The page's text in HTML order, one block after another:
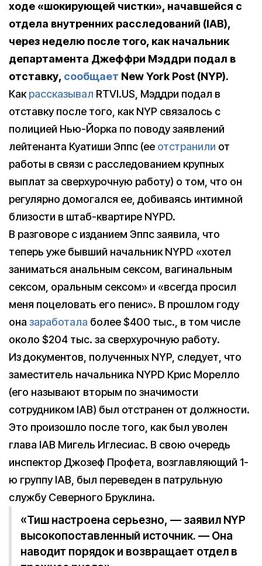
ходе «шокирующей чистки», начавшейся с
отдела внутренних расследований (IAB),
через неделю после того, как начальник
департамента Джеффри Мэддри подал в
отставку, сообщает New York Post (NYP).
Какрассказывал RTVI.US, Мэддри подал в
отставку после того, как NYP связалось с
полицией Нью-Йорка по поводу заявлений
лейтенанта Куатиши Эппс (ее отстранили от
работы в связи с расследованием крупных
выплат за сверхурочную работу) о том, что он
регулярно домогался ее, добиваясь интимной
близости в штаб-квартире NYPD.
В разговоре с изданием Эппс заявила, что
теперь уже бывший начальник NYPD «хотел
заниматься анальным сексом, вагинальным
сексом, оральным сексом» и «всегда просил
меня поцеловать его пенис». В прошлом году
она заработала более $400 тыс., в том числе
около $204 тыс. за сверхурочную работу.
Из документов, полученных NYP, следует, что
заместитель начальника NYPD Крис Морелло
(его называют вторым по значимости
сотрудником IAB) был отстранен от должности.
Это произошло после того, как был уволен
глава IAB Мигель Иглесиас. В свою очередь
инспектор Джозеф Профета, возглавляющий 1-
ю группу IAB, был переведен в патрульную
службу Северного Бруклина.
«Тиш настроена серьезно, — заявил NYP
высокопоставленный источник. — Она
наводит порядок и возвращает отдел в